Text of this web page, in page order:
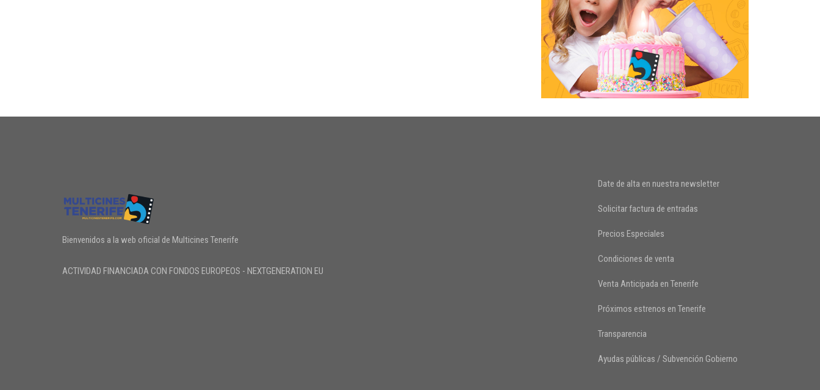
Bienvenidos a la web oficial de Multicines Tenerife
ACTIVIDAD FINANCIADA CON FONDOS EUROPEOS - NEXTGENERATION EU
Date de alta en nuestra newsletter
Solicitar factura de entradas
Precios Especiales
Condiciones de venta
Venta Anticipada en Tenerife
Próximos estrenos en Tenerife
Transparencia
Ayudas públicas / Subvención Gobierno